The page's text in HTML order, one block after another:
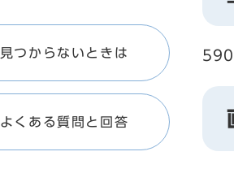
見つからないときは
よくある質問と回答